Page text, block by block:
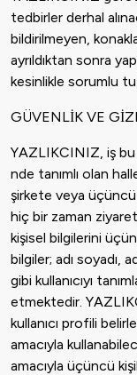
tedbirler derhal
bildirilmeyen,
ayrıldıktan sonra
kesinlikle sorumlu
GÜVENLİK VE
YAZLIKCINIZ, iş bu
nde tanımlı olan
şirkete veya üçüncü
hiç bir zaman
kişisel bilgilerini
bilgiler; adı soyadı,
gibi kullanıcıyı
etmektedir.
kullanıcı profili
amacıyla
amacıyla üçüncü